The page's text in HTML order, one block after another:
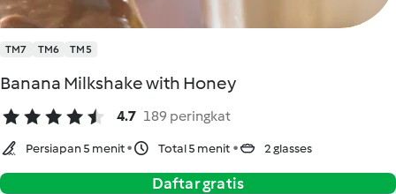
TM7 TM6 TM5
Banana Milkshake with Honey
4.7 189 peringkat
Persiapan 5 menit Total 5 menit 2 glasses
Daftar gratis